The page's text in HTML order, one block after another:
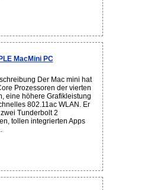
MacMini PC
Der Mac mini hat
Prozessoren der vierten
eine höhere Grafikleistung
802.11ac WLAN. Er
Tunderbolt 2
tollen integrierten Apps